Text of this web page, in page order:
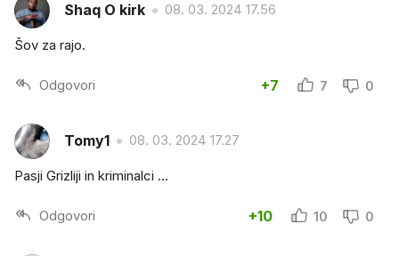
Shaq O kirk 08. 03. 2024 17.56
Šov za rajo.
Odgovori +7 7 0
Tomy1 08. 03. 2024 17.27
Pasji Grizliji in kriminalci ...
Odgovori +10 10 0